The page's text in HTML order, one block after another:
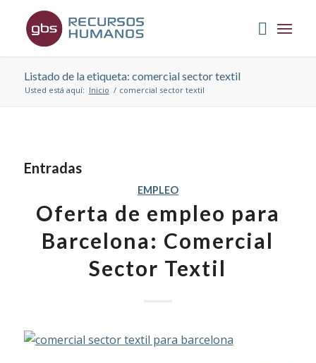
Listado de la etiqueta: comercial sector textil
Usted está aquí: Inicio / comercial sector textil
Entradas
EMPLEO
Oferta de empleo para
Barcelona: Comercial
Sector Textil